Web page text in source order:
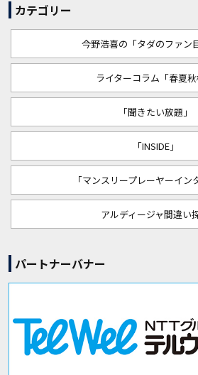
カテゴリー
今野浩喜の「タダのファン
ライターコラム「春夏秋
「聞きたい放題」
「INSIDE」
「マンスリープレーヤーイン
アルディージャ間違い
パートナーバナー